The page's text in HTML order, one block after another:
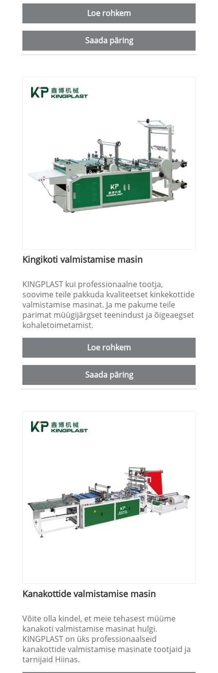
Loe rohkem
Saada päring
Kingikoti valmistamise masin
KINGPLAST kui professionaalne tootja,
soovime teile pakkuda kvaliteetset kinkekottide
valmistamise masinat. Ja me pakume teile
parimat müügijärgset teenindust ja õigeaegset
kohaletoimetamist.
Loe rohkem
Saada päring
Kanakottide valmistamise masin
Võite olla kindel, et meie tehasest müüme
kanakoti valmistamise masinat hulgi.
KINGPLAST on üks professionaalseid
kanakottide valmistamise masinate tootjaid ja
tarnijaid Hiinas.